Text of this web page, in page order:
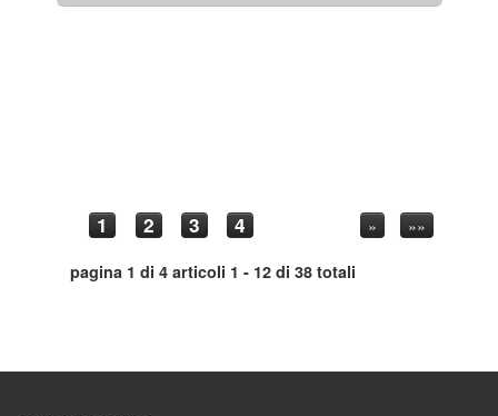
1 2 3 4
pagina 1 di 4 articoli 1 - 12 di 38 totali
» »»